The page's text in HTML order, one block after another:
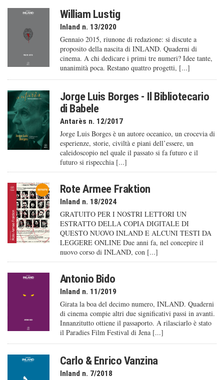
William Lustig
Inland n. 13/2020
Gennaio 2015, riunone di redazione: si discute a
proposito della nascita di INLAND. Quaderni di
cinema. A chi dedicare i primi tre numeri? Idee tante,
unanimità poca. Restano quattro progetti, [...]
Jorge Luis Borges - Il Bibliotecario
di Babele
Antarès n. 12/2017
Jorge Luis Borges è un autore oceanico, un crocevia di
esperienze, storie, civiltà e piani dell’essere, un
caleido­scopio nel quale il passato si fa futuro e il
futuro si rispecchia [...]
Rote Armee Fraktion
Inland n. 18/2024
GRATUITO PER I NOSTRI LETTORI UN
ESTRATTO DELLA COPIA DIGITALE DI
QUESTO NUOVO INLAND E ALCUNI TESTI DA
LEGGERE ONLINE Due anni fa, nel concepire il
nuovo corso di INLAND, con [...]
Antonio Bido
Inland n. 11/2019
Girata la boa del decimo numero, INLAND. Quaderni
di cinema compie altri due significativi passi in avanti.
Innanzitutto ottiene il passaporto. A rilasciarlo è stato
il Paradies Film Festival di Jena [...]
Carlo & Enrico Vanzina
Inland n. 7/2018